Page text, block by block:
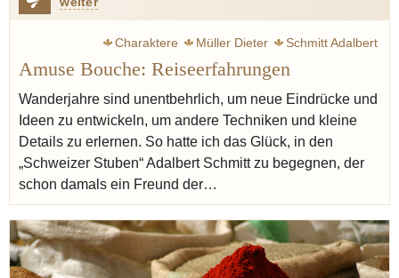
Charaktere Müller Dieter
Schmitt Adalbert
Schweizer Stuben
Müller Jörg Frankreich
Mittelmeer
Nudeln Pasta Fond
Toskana
Provence
Amerika Hawaii Japan
Thailand
Patron éditorial
Amuse Bouche: Reiseerfahrungen
Wanderjahre sind unentbehrlich, um neue Eindrücke und
Ideen zu entwickeln, um andere Techniken und kleine
Details zu erlernen. So hatte ich das Glück, in den
„Schweizer Stuben“ Adalbert Schmitt zu begegnen, der
schon damals ein Freund der…